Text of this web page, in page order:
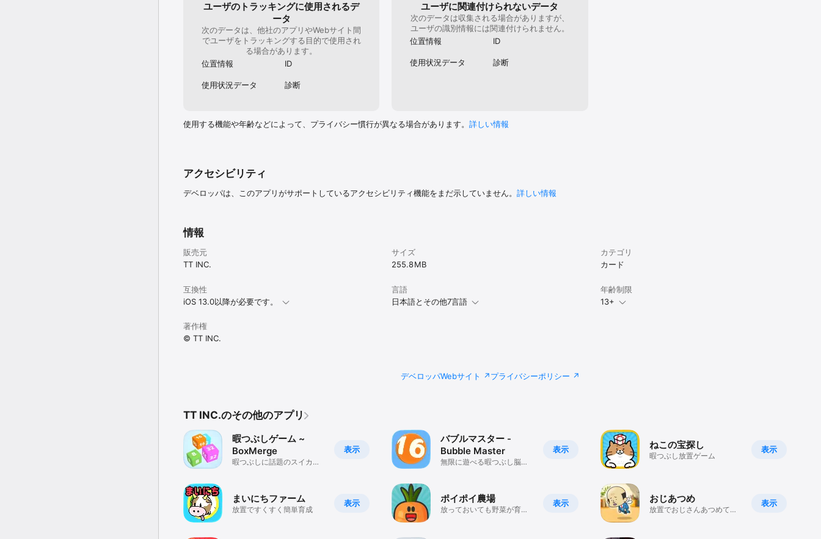
ユーザのトラッキングに使用されるデ
ータ
次のデータは、他社のアプリやWebサイト間
でユーザをトラッキングする目的で使用され
る場合があります。
位置情報
ID
使用状況データ 診断
ユーザに関連付けられないデータ
次のデータは収集される場合がありますが、
ユーザの識別情報には関連付けられません。
位置情報
ID
使用状況データ 診断
使用する機能や年齢などによって、プライバシー慣行が異なる場合があります。 詳しい情報
アクセシビリティ
デベロッパは、このアプリがサポートしているアクセシビリティ機能をまだ示していません。 詳しい情報
情報
販売元
TT INC.
サイズ
255.8 MB
カテゴリ
カード
互換性
iOS 13.0以降が必要です。
言語
日本語とその他7言語
年齢制限
13+
著作権
© TT INC.
デベロッパWebサイト プライバシーポリシー
TT INC.のその他のアプリ
表示
暇つぶしゲーム ~
BoxMerge
暇つぶしに話題のスイカゲ
表示
まいにちファーム
放置ですくすく簡単育成
表示
バブルマスター -
Bubble Master
無限に遊べる暇つぶし脳ト
表示
ポイポイ農場
放っておいても野菜が育
表示
ねこの宝探し
暇つぶし放置ゲーム
表示
おじあつめ
放置でおじさんあつめて暇